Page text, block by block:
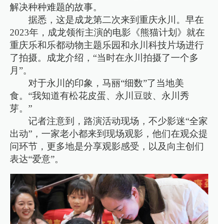
解决种种难题的故事。
据悉，这是成龙第二次来到重庆永川。早在
2023年，成龙领衔主演的电影《熊猫计划》就在
重庆乐和乐都动物主题乐园和永川科技片场进行
了拍摄。成龙介绍，“当时在永川拍摄了一个多
月”。
对于永川的印象，马丽“细数”了当地美
食。“我知道有松花皮蛋、永川豆豉、永川秀
芽。”
记者注意到，路演活动现场，不少影迷“全家
出动”，一家老小都来到现场观影，他们在观众提
问环节，更多地是分享观影感受，以及向主创们
表达“爱意”。